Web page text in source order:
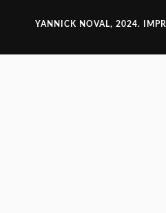
YANNICK NOVAL, 2024.